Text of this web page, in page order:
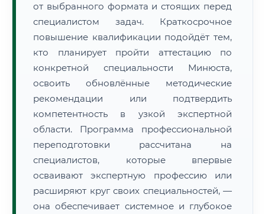
от выбранного формата и стоящих перед
специалистом задач. Краткосрочное
повышение квалификации подойдёт тем,
кто планирует пройти аттестацию по
конкретной специальности Минюста,
освоить обновлённые методические
рекомендации или подтвердить
компетентность в узкой экспертной
области. Программа профессиональной
переподготовки рассчитана на
специалистов, которые впервые
осваивают экспертную профессию или
расширяют круг своих специальностей, —
она обеспечивает системное и глубокое